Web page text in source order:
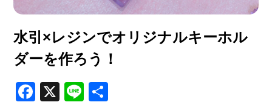
-アタラボからのお知らせ
●寄附・ボランティア
Join Us
-一般寄付で応援する
水引×レジンでオリジナルキーホル
ダーを作ろう！
Facebook
X Line